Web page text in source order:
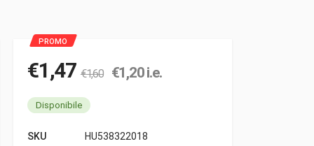
€1,47 €1,60 €1,20i.e.
Disponibile
SKU HU538322018